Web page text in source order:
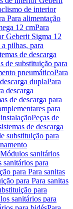
de interior
Para alimentação
12 cmPara
Geberit Sigma 12
pilhas, para
de descarga
de substituição para
pneumáticoPara
duplaPara
descarga
de descarga para
para
Peças de
de descarga
substituição para
Módulos sanitários
sanitários para
para Para sanitas
para Para sanitas
para
sanitários para